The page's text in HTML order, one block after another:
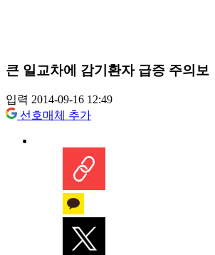
큰 일교차에 감기환자 급증 주의보
입력 2014-09-16 12:49
선호매체 추가